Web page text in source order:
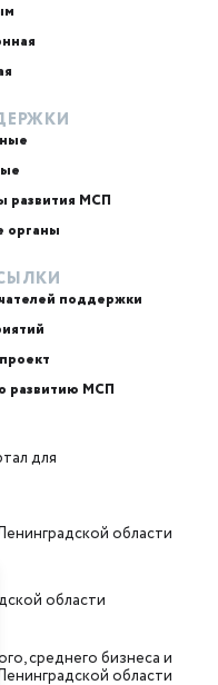
развития МСП
органы
поддержки
развитию МСП
для
области
области
среднего бизнеса и
области
— на выбор
данных и
«Фонд поддержки
сообщения и
финансовых
услугах